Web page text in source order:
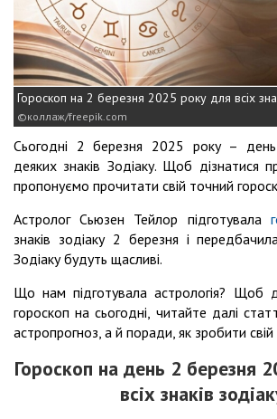
Гороскоп на 2 березня 2025 року для всіх
коллаж/freepik.com
Сьогодні 2 березня 2025 року – день
деяких знаків Зодіаку. Щоб дізнатися
пропонуємо прочитати свій точний
Астролог Сьюзен Тейлор підготувала
знаків зодіаку 2 березня і
Зодіаку будуть щасливі.
Що нам підготувала астрологія? Щоб
гороскоп на сьогодні, читайте далі
астропрогноз, а й поради, як зробити
Гороскоп на день 2 березня
всіх знаків